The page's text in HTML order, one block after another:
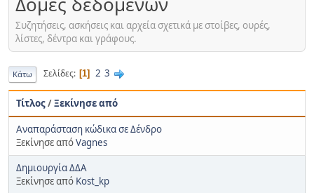
Συζητήσεις, ασκήσεις και αρχεία σχετικά με στοίβες, ουρές,
λίστες, δέντρα και γράφους.
Κάτω Σελίδες 1 2 3
Τίτλος/Ξεκίνησε από
Αναπαράσταση κώδικα σε Δένδρο
Ξεκίνησε απόVagnes
Δημιουργία ΔΔΑ
Ξεκίνησε από Kost_kp